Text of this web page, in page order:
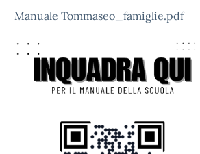
Manuale Tommaseo_famiglie.pdf